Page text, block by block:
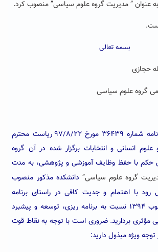
عنوان ” مدیریت گروه علوم سیاسی” منصوب کرد.
بسمه تعالی
حجازی
گروه علوم سیاسی
بازگشت به نامه شماره ۳۶۴۳۹ مورخ ۹۷/۸/۲۲ ریاست محترم
انسانی و انتخابات برگزار شده در آن گروه
حکم با حفظ وظایف آموزشی و پژوهشی، به مدت
گروه علوم سیاسی” دانشکده مذکور منصوب
رود با اهتمام و جدیت کافی در راستای برنامه
راهبردی دانشگاه مصوب ۱۳۹۴ نسبت به برنامه ریزی، توسعه و پیشبرد
مؤثری بردارید. ضروری است با توجه به نقاط قوت
ویژه مبذول دارید: